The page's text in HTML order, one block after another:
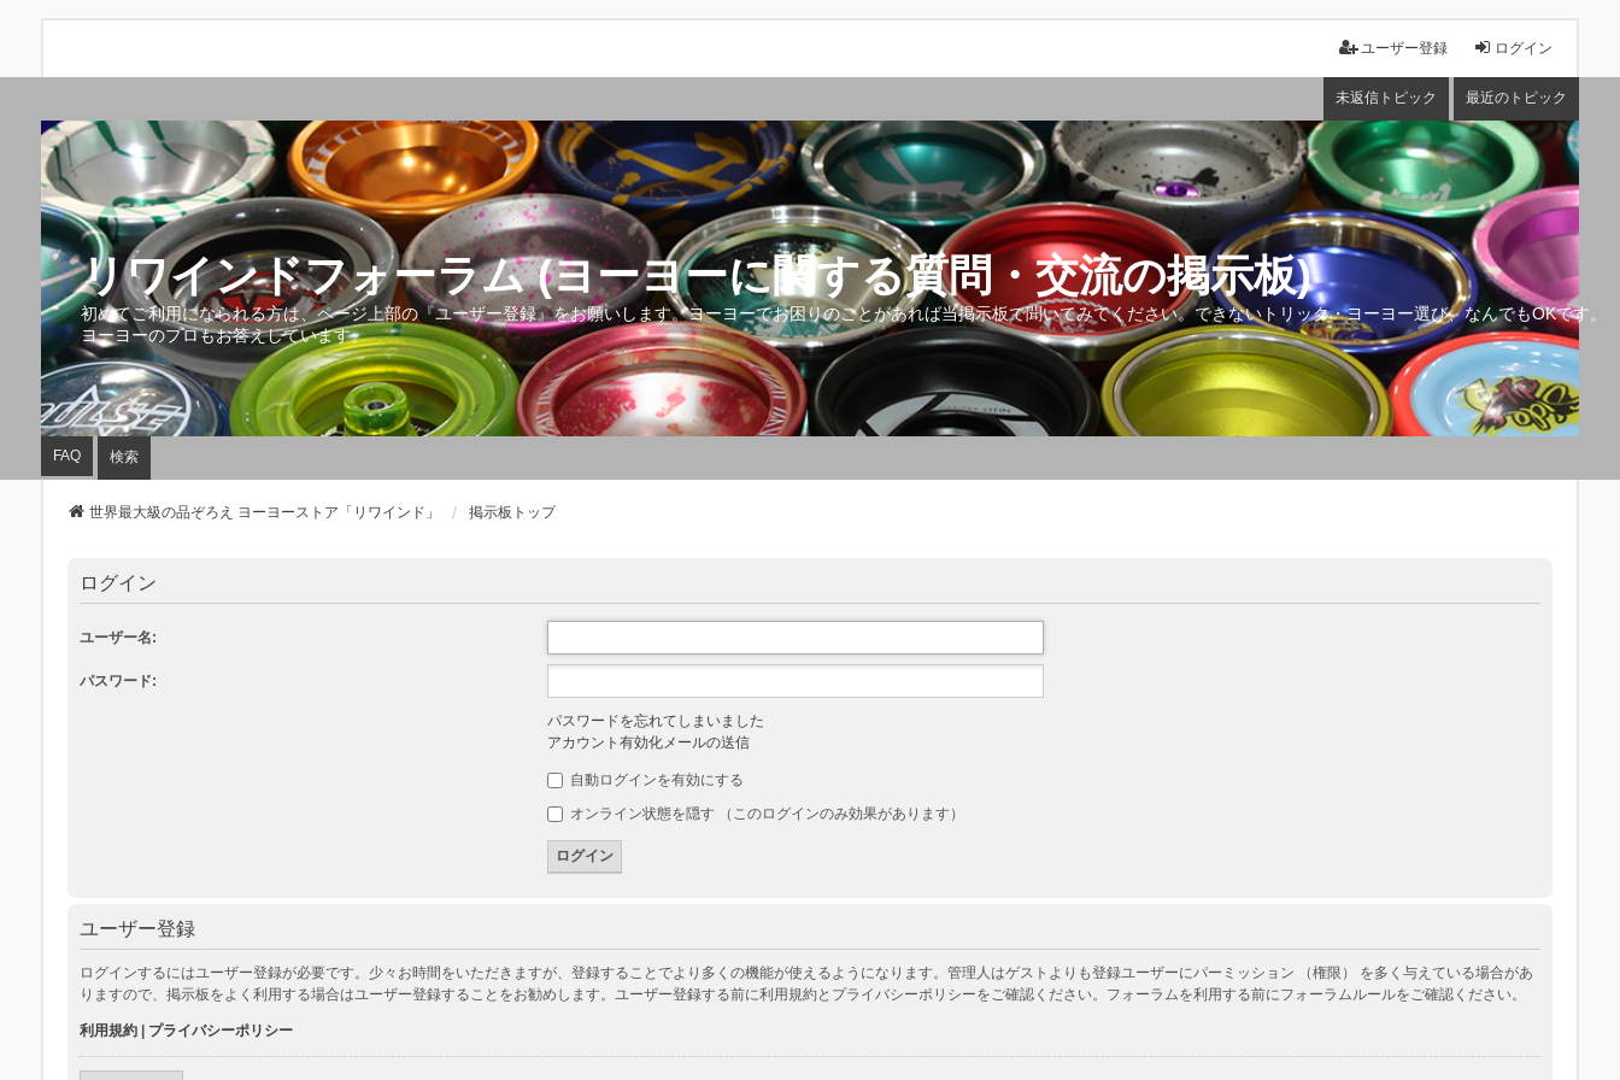
ログイン
ユーザー登録
未返信トピック 最近のトピック
リワインドフォーラム (ヨーヨーに関する質問・交流の掲示板)
初めてご利用になられる方は、ページ上部の『ユーザー登録』をお願いします。ヨーヨーでお困りのことがあれば当掲示板で聞いてみてください。できないトリック・ヨーヨー選び、なんでもOKです。
ヨーヨーのプロもお答えしています。
FAQ 検索
世界最大級の品ぞろえ ヨーヨーストア「リワインド」 掲示板トップ
ログイン
ユーザー名:
パスワード:
パスワードを忘れてしまいました
アカウント有効化メールの送信
自動ログインを有効にする
オンライン状態を隠す （このログインのみ効果があります）
ユーザー登録
ログインするにはユーザー登録が必要です。少々お時間をいただきますが、登録することでより多くの機能が使えるようになります。管理人はゲストよりも登録ユーザーにパーミッション （権限） を多く与えている場合があ
りますので、掲示板をよく利用する場合はユーザー登録することをお勧めします。ユーザー登録する前に利用規約とプライバシーポリシーをご確認ください。フォーラムを利用する前にフォーラムルールをご確認ください。
利用規約| プライバシーポリシー